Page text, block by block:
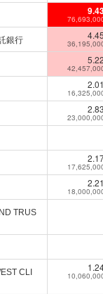
銀行
TRUS
CLI